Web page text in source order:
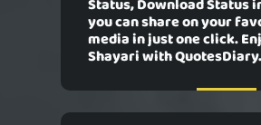
Status, Download Status
you can share on your
media in just one click.
Shayari with QuotesDiary.